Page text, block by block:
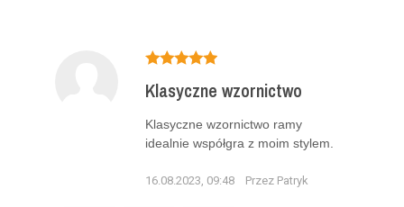
Klasyczne wzornictwo
Klasyczne wzornictwo ramy
idealnie współgra z moim stylem.
16.08.2023, 09:48 Przez Patryk